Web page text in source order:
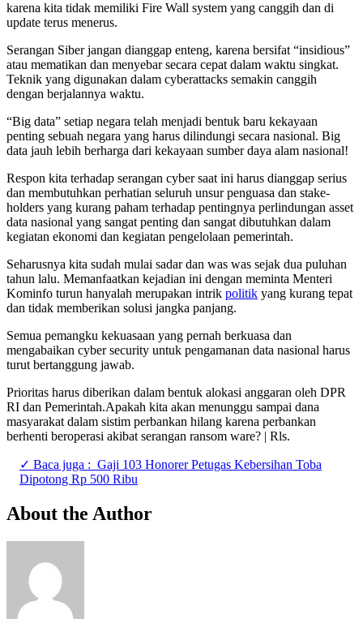
karena kita tidak memiliki Fire Wall system yang canggih dan di
update terus menerus.
Serangan Siber jangan dianggap enteng, karena bersifat “insidious”
atau mematikan dan menyebar secara cepat dalam waktu singkat.
Teknik yang digunakan dalam cyberattacks semakin canggih
dengan berjalannya waktu.
“Big data” setiap negara telah menjadi bentuk baru kekayaan
penting sebuah negara yang harus dilindungi secara nasional. Big
data jauh lebih berharga dari kekayaan sumber daya alam nasional!
Respon kita terhadap serangan cyber saat ini harus dianggap serius
dan membutuhkan perhatian seluruh unsur penguasa dan stake-
holders yang kurang paham terhadap pentingnya perlindungan asset
data nasional yang sangat penting dan sangat dibutuhkan dalam
kegiatan ekonomi dan kegiatan pengelolaan pemerintah.
Seharusnya kita sudah mulai sadar dan was was sejak dua puluhan
tahun lalu. Memanfaatkan kejadian ini dengan meminta Menteri
Kominfo turun hanyalah merupakan intrik politik yang kurang tepat
dan tidak memberikan solusi jangka panjang.
Semua pemangku kekuasaan yang pernah berkuasa dan
mengabaikan cyber security untuk pengamanan data nasional harus
turut bertanggung jawab.
Prioritas harus diberikan dalam bentuk alokasi anggaran oleh DPR
RI dan Pemerintah.Apakah kita akan menunggu sampai dana
masyarakat dalam sistim perbankan hilang karena perbankan
berhenti beroperasi akibat serangan ransom ware? | Rls.
✓ Baca juga : Gaji 103 Honorer Petugas Kebersihan Toba
Dipotong Rp 500 Ribu
About the Author